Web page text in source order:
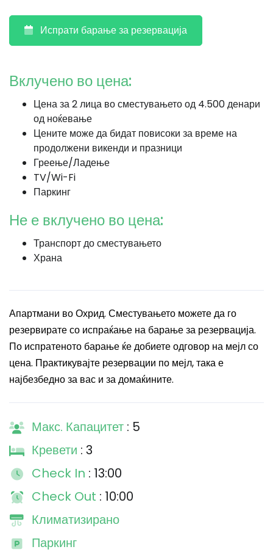
Испрати барање за резервација
Вклучено во цена:
Цена за 2 лица во сместувањето од 4.500 денари
од ноќевање
Цените може да бидат повисоки за време на
продолжени викенди и празници
Греење/Ладење
TV/Wi-Fi
Паркинг
Не е вклучено во цена:
Транспорт до сместувањето
Храна
Апартмани во Охрид. Сместувањето можете да го
резервирате со испраќање на барање за резервација.
По испратеното барање ќе добиете одговор на мејл со
цена. Практикувајте резервации по мејл, така е
најбезбедно за вас и за домаќините.
Макс. Капацитет : 5
Кревети : 3
Check In : 13:00
Check Out : 10:00
Климатизирано
Паркинг